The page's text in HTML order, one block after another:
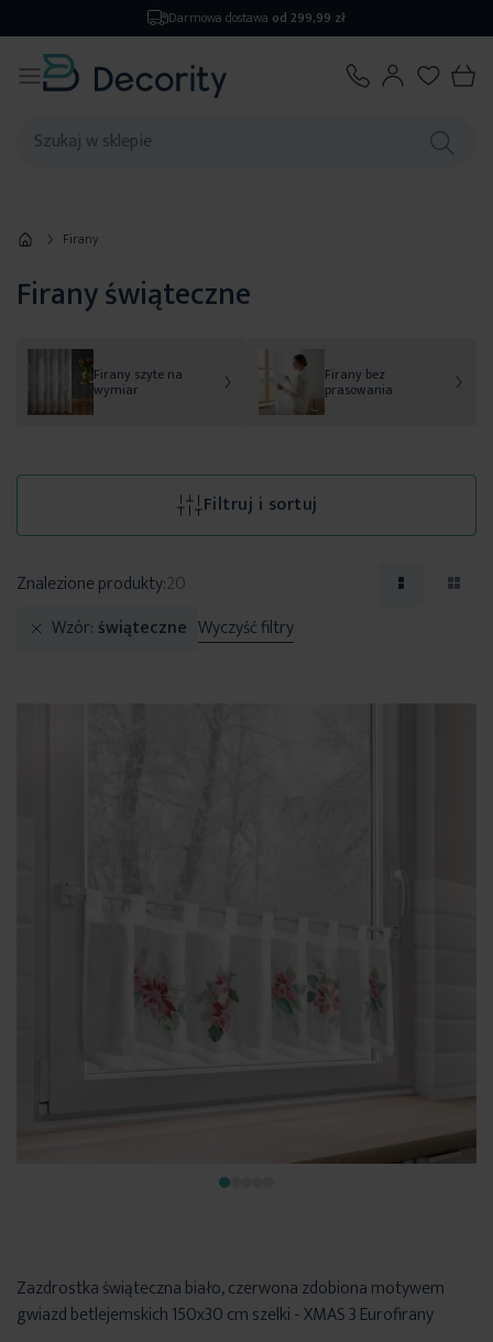
Zwrotdo 14 dni
Firany
Firany świąteczne
Firany szyte na
wymiar
Firany bez
prasowania
Filtruj i sortuj
Znalezione produkty:20
Wzór świąteczne Wyczyść filtry
Zazdrostka świąteczna biało, czerwona zdobiona motywem
gwiazd betlejemskich 150x30 cm szelki - XMAS 3 Eurofirany